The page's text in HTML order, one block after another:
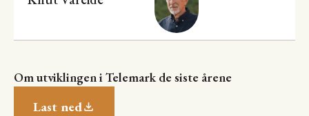
Om utviklingen i Telemark de siste årene
Last ned